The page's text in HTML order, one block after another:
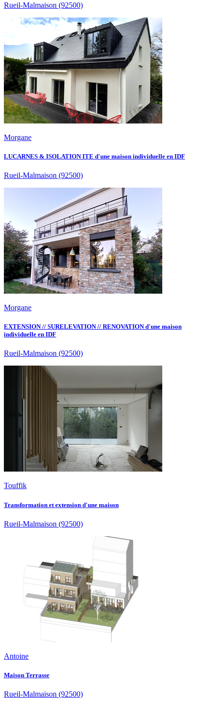
Rueil-Malmaison (92500)
Morgane
LUCARNES & ISOLATION ITE d'une maison individuelle en IDF
Rueil-Malmaison (92500)
Morgane
EXTENSION // SURELEVATION // RENOVATION d'une maison
individuelle en IDF
Rueil-Malmaison (92500)
Touffik
Transformation et extension d'une maison
Rueil-Malmaison (92500)
Antoine
Maison Terrasse
Rueil-Malmaison (92500)